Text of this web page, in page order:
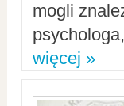
mogli
więcej »